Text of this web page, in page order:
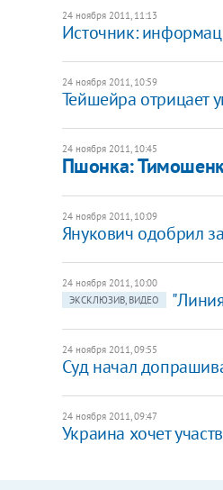
24 ноября 2011, 11:13
Источник:
24 ноября 2011, 10:59
Тейшейра отрицает
24 ноября 2011, 10:45
Пшонка:
24 ноября 2011, 10:09
Янукович одобрил
24 ноября 2011, 10:00
ЭКСКЛЮЗИВ, ВИДЕО
24 ноября 2011, 09:55
Суд начал
24 ноября 2011, 09:47
Украина хочет